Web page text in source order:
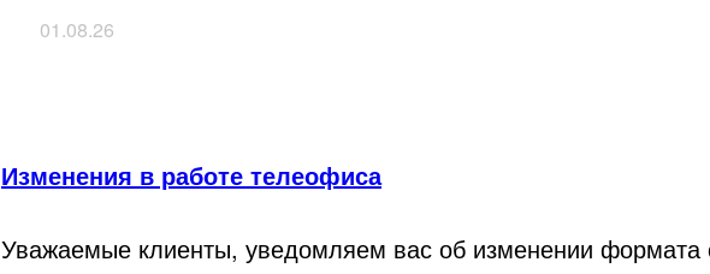
01.08.26
Изменения в работе телеофиса
Уважаемые клиенты, уведомляем вас об изменении формата